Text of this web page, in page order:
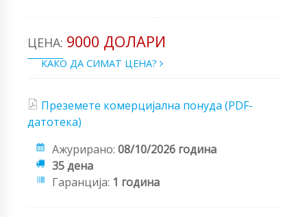
ЦЕНА: 9000 ДОЛАРИ
КАКО ДА СИМАТ ЦЕНА?
Преземете комерцијална понуда (PDF-
датотека)
Ажурирано: 08/10/2026 година
35 дена
Гаранција: 1 година